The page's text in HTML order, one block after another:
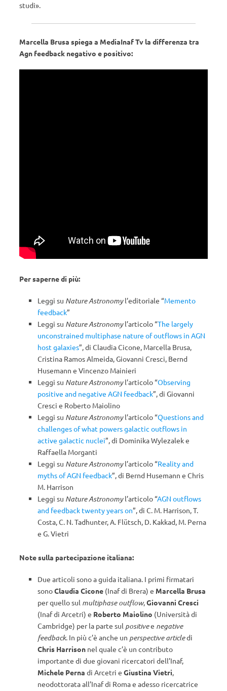
studi».
Marcella Brusa spiega a MediaInaf Tv la differenza tra
Agn feedback negativo e positivo:
Per saperne di più:
Leggi su Nature Astronomyl’editoriale “Memento
feedback”
Leggi su Nature Astronomyl’articolo “The largely
unconstrained multiphase nature of outflows in AGN
host galaxies”, di Claudia Cicone, Marcella Brusa,
Cristina Ramos Almeida, Giovanni Cresci, Bernd
Husemann e Vincenzo Mainieri
Leggi su Nature Astronomyl’articolo “Observing
positive and negative AGN feedback”, di Giovanni
Cresci e Roberto Maiolino
Leggi su Nature Astronomyl’articolo “Questions and
challenges of what powers galactic outflows in
active galactic nuclei”, di Dominika Wylezalek e
Raffaella Morganti
Leggi su Nature Astronomyl’articolo “Reality and
myths of AGN feedback”, di Bernd Husemann e Chris
M. Harrison
Leggi su Nature Astronomyl’articolo “AGN outflows
and feedback twenty years on”, di C. M. Harrison, T.
Costa, C. N. Tadhunter, A. Flütsch, D. Kakkad, M. Perna
e G. Vietri
Note sulla partecipazione italiana:
Due articoli sono a guida italiana. I primi firmatari
sonoClaudia Cicone (Inaf di Brera) e Marcella Brusa
per quello sul multiphase outflow,Giovanni Cresci
(Inaf di Arcetri) e Roberto Maiolino (Università di
Cambridge) per la parte sul positivee negative
feedback. In più c’è anche un perspective articledi
Chris Harrison nel quale c’è un contributo
importante di due giovani ricercatori dell’Inaf,
Michele Perna di Arcetri e Giustina Vietri,
neodottorata all’Inaf di Roma e adesso ricercatrice